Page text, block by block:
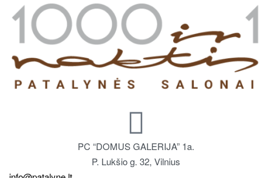
PC “DOMUS GALERIJA” 1a.
P. Lukšio g. 32, Vilnius